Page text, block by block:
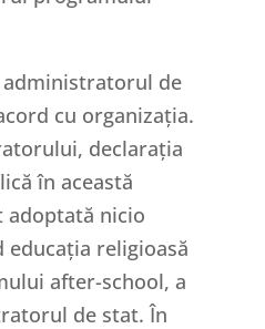
administratorul de
cu organizația.
declarația
în această
adoptată nicio
religioasă
after-school, a
de stat. În